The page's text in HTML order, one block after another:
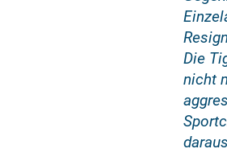
Die
nicht